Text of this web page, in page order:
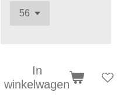
In
winkelwagen